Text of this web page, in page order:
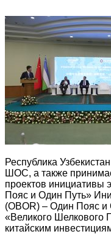
Республика
ШОС, а также
проектов инициативы
Пояс и Один Путь»
(OBOR) – Один Пояс и
«Великого Шелкового
китайским